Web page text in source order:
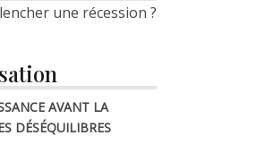
une récession ?
AVANT LA
DÉSÉQUILIBRES